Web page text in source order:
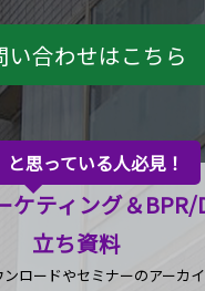
い合わせはこちら
と思っている人必見！
ケティング＆BPR/
立ち資料
ロードやセミナーのアーカ